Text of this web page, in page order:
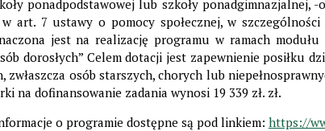
2026
2027
ponadpodstawowej lub szkoły ponadgimnazjalnej,
art. 7 ustawy o pomocy społecznej, w
jest na realizację programu w ramach modułu
dorosłych” Celem dotacji jest zapewnienie posiłku
zwłaszcza osób starszych, chorych lub
na dofinansowanie zadania wynosi 19 339 zł. zł.
o programie dostępne są pod linkiem: https://